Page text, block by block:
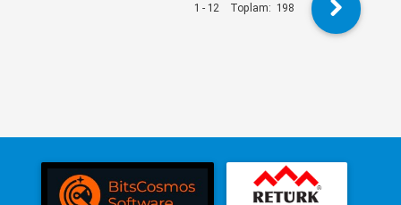
1 - 12 Toplam: 198